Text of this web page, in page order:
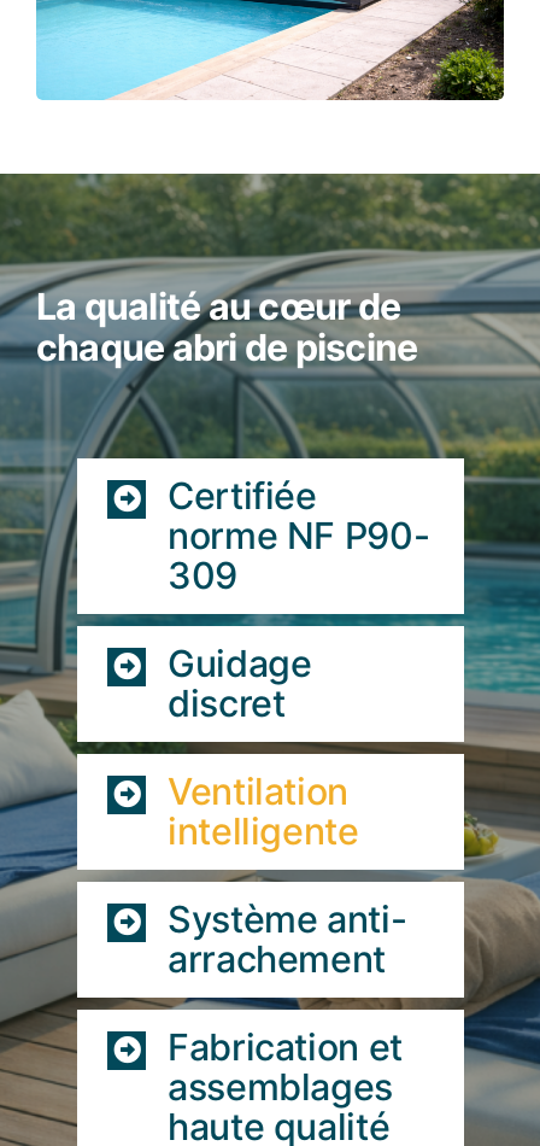
La qualité au cœur de
chaque abri de piscine
Certifiée
norme NF P90-
309
Guidage
discret
Ventilation
intelligente
Système anti-
arrachement
Fabrication et
assemblages
haute qualité